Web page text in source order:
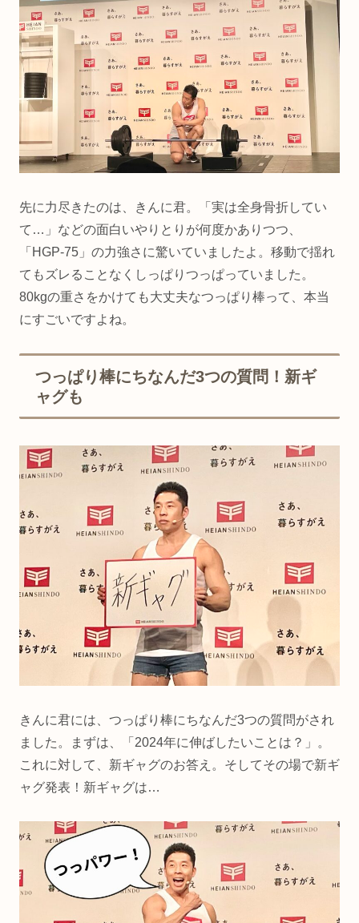
先に力尽きたのは、きんに君。「実は全身骨折してい
て…」などの面白いやりとりが何度かありつつ、
「HGP-75」の力強さに驚いていましたよ。移動で揺れ
てもズレることなくしっぱりつっぱっていました。
80kgの重さをかけても大丈夫なつっぱり棒って、本当
にすごいですよね。
つっぱり棒にちなんだ3つの質問！新ギ
ャグも
きんに君には、つっぱり棒にちなんだ3つの質問がされ
ました。まずは、「2024年に伸ばしたいことは？」。
これに対して、新ギャグのお答え。そしてその場で新ギ
ャグ発表！新ギャグは…